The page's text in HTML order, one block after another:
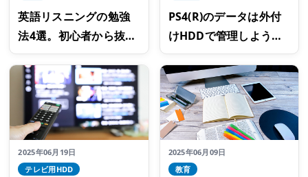
英語リスニングの勉強
法4選。初心者から抜け
出すコツは？
PS4(R)のデータは外付
けHDDで管理しよう！
ロジテックのおすすめ
商品3選
2025年06月19日
テレビ用HDD
2025年06月09日
教育